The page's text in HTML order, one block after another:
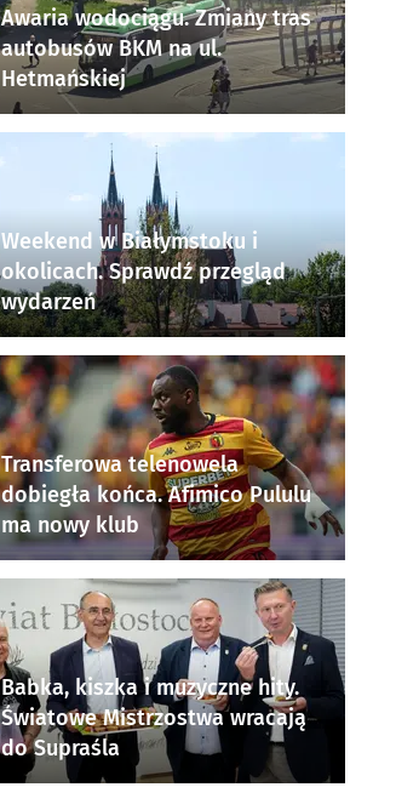
Awaria wodociągu. Zmiany tras
autobusów BKM na ul.
Hetmańskiej
Weekend w Białymstoku i
okolicach. Sprawdź przegląd
wydarzeń
Transferowa telenowela
dobiegła końca. Afimico Pululu
ma nowy klub
Babka, kiszka i muzyczne hity.
Światowe Mistrzostwa wracają
do Supraśla